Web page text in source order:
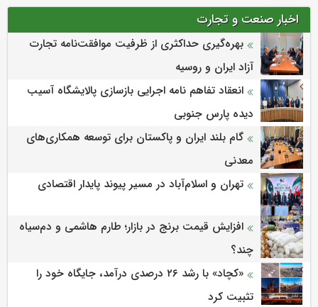
اخبار صنعت و تجارت
بهره‌گیری حداکثری از ظرفیت موافقت‌نامه تجارت
آزاد ایران و روسیه
انعقاد تفاهم نامه اجرایی بازسازی پالایشگاه آسیب
دیده پارس جنوبی
گام بلند ایران و پاکستان برای توسعه همکاری‌های
معدنی
تهران و اسلام‌آباد در مسیر پیوند پایدار اقتصادی
افزایش قیمت برنج در بازار؛ طارم هاشمی و دم‌سیاه
چند؟
«کچاد» با رشد ۲۶ درصدی درآمد، جایگاه خود را
تثبیت کرد